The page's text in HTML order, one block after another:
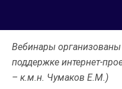
Вебинары
поддержке интернет-
– к.м.н. Чумаков Е.М.)